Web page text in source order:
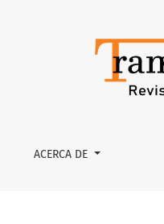
de las mujeres en
ACERCA DE